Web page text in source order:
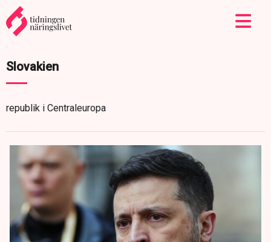
Slovakien
republik i Centraleuropa